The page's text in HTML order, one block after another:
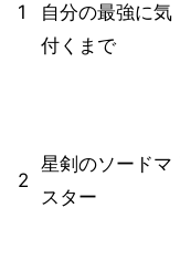
1
自分の最強に気
付くまで
2
星剣のソードマ
スター